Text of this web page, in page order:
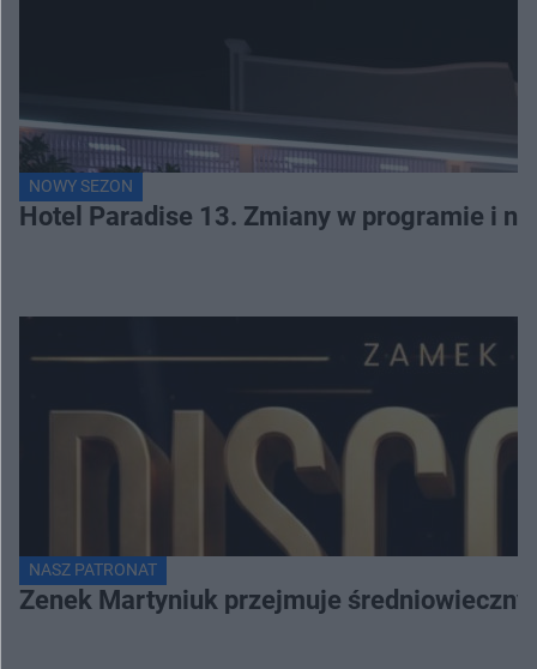
NOWY SEZON
Hotel Paradise 13. Zmiany w programie i
NASZ PATRONAT
Zenek Martyniuk przejmuje